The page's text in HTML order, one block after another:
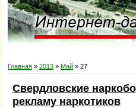
Главная » 2013 » Май » 27
Свердловские
рекламу наркотиков